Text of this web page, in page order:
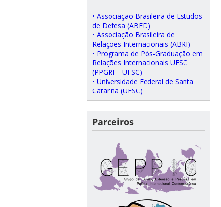
• Associação Brasileira de Estudos
de Defesa (ABED)
• Associação Brasileira de
Relações Internacionais (ABRI)
• Programa de Pós-Graduação em
Relações Internacionais UFSC
(PPGRI – UFSC)
• Universidade Federal de Santa
Catarina (UFSC)
Parceiros